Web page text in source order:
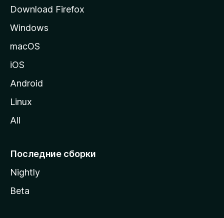
а
н
у
M
i
l
Download Firefox
Windows
macOS
iOS
Android
Linux
All
Последние сборки
Nightly
Beta